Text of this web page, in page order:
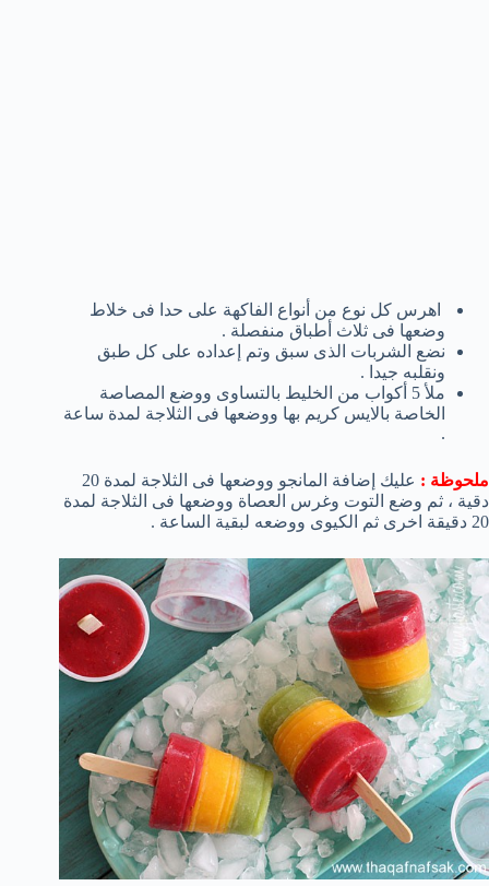
اهرس كل نوع من أنواع الفاكهة على حدا فى خلاط
وضعها فى ثلاث أطباق منفصلة .
نضع الشربات الذى سبق وتم إعداده على كل طبق
ونقلبه جيدا .
ملأ 5 أكواب من الخليط بالتساوى ووضع المصاصة
الخاصة بالايس كريم بها ووضعها فى الثلاجة لمدة ساعة
.
ملحوظة :
عليك إضافة المانجو ووضعها فى الثلاجة لمدة 20
دقية ، ثم وضع التوت وغرس العصاة ووضعها فى الثلاجة لمدة
20 دقيقة اخرى ثم الكيوى ووضعه لبقية الساعة .